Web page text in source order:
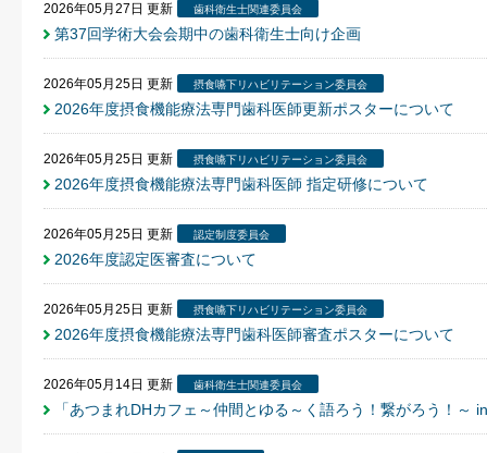
2026年05月27日 更新 歯科衛生士関連委員会
第37回学術大会会期中の歯科衛生士向け企画
2026年05月25日 更新 摂食嚥下リハビリテーション委員会
2026年度摂食機能療法専門歯科医師更新ポスターについて
2026年05月25日 更新 摂食嚥下リハビリテーション委員会
2026年度摂食機能療法専門歯科医師 指定研修について
2026年05月25日 更新 認定制度委員会
2026年度認定医審査について
2026年05月25日 更新 摂食嚥下リハビリテーション委員会
2026年度摂食機能療法専門歯科医師審査ポスターについて
2026年05月14日 更新 歯科衛生士関連委員会
「あつまれDHカフェ～仲間とゆる～く語ろう！繋がろう！